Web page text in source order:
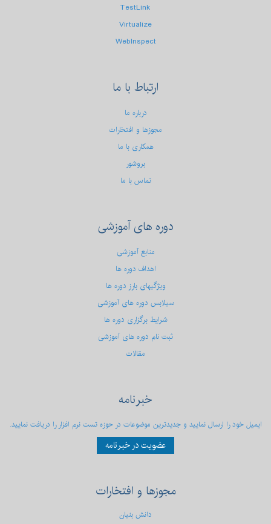
TestLink
Virtualize
WebInspect
ارتباط با ما
درباره ما
مجوزها و افتخارات
همکاری با ما
بروشور
تماس با ما
دورههای آموزشی
منابع آموزشی
اهداف دوره ها
ویژگیهای بارز دوره ها
سیلابس دوره های آموزشی
شرایط برگزاری دوره ها
ثبت نام دوره های آموزشی
مقالات
خبرنامه
ایمیل خود را ارسال نمایید و جدیدترین موضوعات در حوزه تست نرم افزار را دریافت نمایید.
عضویت در خبرنامه
مجوزها و افتخارات
دانش بنیان